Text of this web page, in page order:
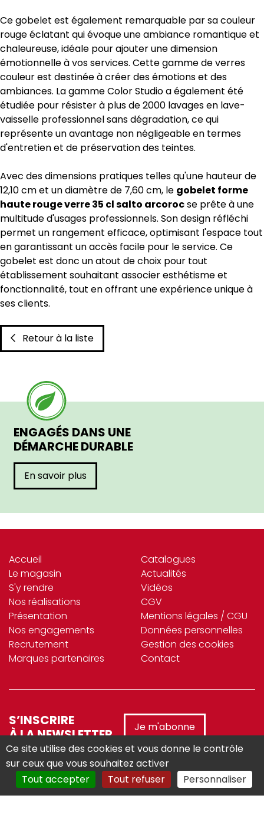
Ce gobelet est également remarquable par sa couleur
rouge éclatant qui évoque une ambiance romantique et
chaleureuse, idéale pour ajouter une dimension
émotionnelle à vos services. Cette gamme de verres
couleur est destinée à créer des émotions et des
ambiances. La gamme Color Studio a également été
étudiée pour résister à plus de 2000 lavages en lave-
vaisselle professionnel sans dégradation, ce qui
représente un avantage non négligeable en termes
d'entretien et de préservation des teintes.
Avec des dimensions pratiques telles qu'une hauteur de
12,10 cm et un diamètre de 7,60 cm, le gobelet forme
haute rouge verre 35 cl salto arcorocse prête à une
multitude d'usages professionnels. Son design réfléchi
permet un rangement efficace, optimisant l'espace tout
en garantissant un accès facile pour le service. Ce
gobelet est donc un atout de choix pour tout
établissement souhaitant associer esthétisme et
fonctionnalité, tout en offrant une expérience unique à
ses clients.
Retour à la liste
ENGAGÉS DANS UNE
DÉMARCHE DURABLE
En savoir plus
Accueil
Le magasin
S'y rendre
Nos réalisations
Présentation
Nos engagements
Recrutement
Marques partenaires
Catalogues
Actualités
Vidéos
CGV
Mentions légales / CGU
Données personnelles
Gestion des cookies
Contact
S’INSCRIRE
À LA NEWSLETTER
Je m'abonne
Réalisé avec :
Ce site utilise des cookies et vous donne le contrôle
sur ceux que vous souhaitez activer
Tout accepter
Tout refuser Personnaliser